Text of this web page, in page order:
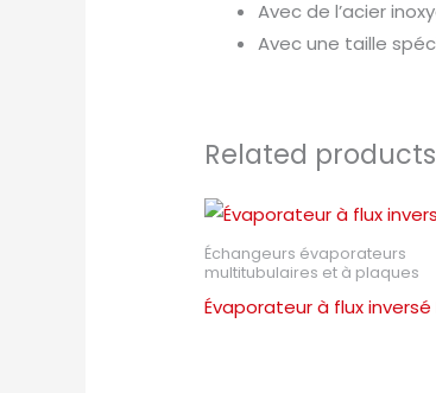
Avec de l’acier
Avec une taille
Related products
Échangeurs évaporateurs
multitubulaires et à plaques
Évaporateur à flux inversé